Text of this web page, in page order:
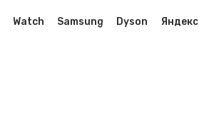
Dyson
Watch Samsung Яндекс